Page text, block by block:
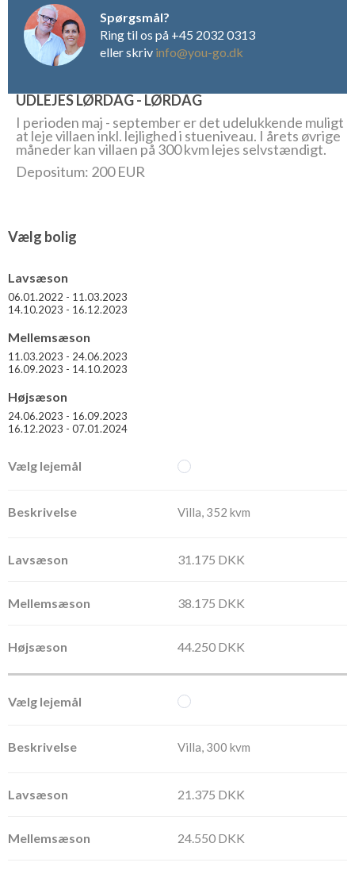
større møder og konferencer på slottet. Slottet er ligeledes
behjælpelig med en lang række andre aktiviteter og services.
Eksempelvis morgenmad, vinsmagning, guidede ture, bil med
chauffør, babysitting, kokkelektioner og privat kok.
Spørgsmål?
Ring til os på +45 2032 0313
eller skriv info@you-go.dk
UDLEJES LØRDAG - LØRDAG
I perioden maj - september er det udelukkende muligt
at leje villaen inkl. lejlighed i stueniveau. I årets øvrige
måneder kan villaen på 300 kvm lejes selvstændigt.
Depositum: 200 EUR
Vælg bolig
Lavsæson
06.01.2022 - 11.03.2023
14.10.2023 - 16.12.2023
Mellemsæson
11.03.2023 - 24.06.2023
16.09.2023 - 14.10.2023
Højsæson
24.06.2023 - 16.09.2023
16.12.2023 - 07.01.2024
Villa, 352 kvm
31.175 DKK
38.175 DKK
44.250 DKK
Villa, 300 kvm
21.375 DKK
24.550 DKK